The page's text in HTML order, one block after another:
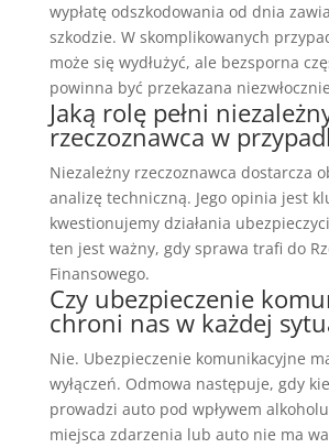
wypłatę odszkodowania od dnia
szkodzie. W skomplikowanych
może się wydłużyć, ale bezsporna
powinna być przekazana
Jaką rolę pełni
rzeczoznawca w
Niezależny rzeczoznawca dostarcza
analizę techniczną. Jego opinia jest
kwestionujemy działania
ten jest ważny, gdy sprawa trafi do
Finansowego.
Czy ubezpieczenie
chroni nas w każdej
Nie. Ubezpieczenie komunikacyjne
wyłączeń. Odmowa następuje, gdy
prowadzi auto pod wpływem
miejsca zdarzenia lub auto nie ma